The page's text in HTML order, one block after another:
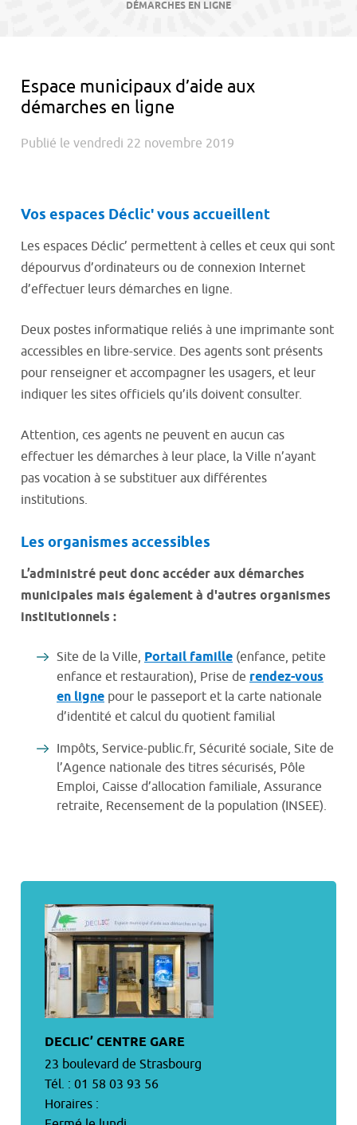
DÉMARCHES EN LIGNE
Espace municipaux d’aide aux
démarches en ligne
Publié le vendredi 22 novembre 2019
Vos espaces Déclic' vous accueillent
Les espaces Déclic’ permettent à celles et ceux qui sont
dépourvus d’ordinateurs ou de connexion Internet
d’effectuer leurs démarches en ligne.
Deux postes informatique reliés à une imprimante sont
accessibles en libre-service. Des agents sont présents
pour renseigner et accompagner les usagers, et leur
indiquer les sites officiels qu’ils doivent consulter.
Attention, ces agents ne peuvent en aucun cas
effectuer les démarches à leur place, la Ville n’ayant
pas vocation à se substituer aux différentes
institutions.
Les organismes accessibles
L’administré peut donc accéder aux démarches
municipales mais également à d'autres organismes
institutionnels :
Site de la Ville, Portail famille (enfance, petite
enfance et restauration), Prise de rendez-vous
en ligne pour le passeport et la carte nationale
d’identité et calcul du quotient familial
Impôts, Service-public.fr, Sécurité sociale, Site de
l’Agence nationale des titres sécurisés, Pôle
Emploi, Caisse d’allocation familiale, Assurance
retraite, Recensement de la population (INSEE).
DECLIC’ CENTRE GARE
23 boulevard de Strasbourg
Tél. : 01 58 03 93 56
Horaires :